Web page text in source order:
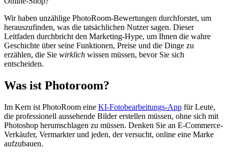
Wir haben unzählige PhotoRoom-Bewertungen durchforstet, um
herauszufinden, was die tatsächlichen Nutzer sagen. Dieser
Leitfaden durchbricht den Marketing-Hype, um Ihnen die wahre
Geschichte über seine Funktionen, Preise und die Dinge zu
erzählen, die Sie wirklich wissen müssen, bevor Sie sich
entscheiden.
Was ist Photoroom?
Im Kern ist PhotoRoom eine KI-Fotobearbeitungs-App für Leute,
die professionell aussehende Bilder erstellen müssen, ohne sich mit
Photoshop herumschlagen zu müssen. Denken Sie an E-Commerce-
Verkäufer, Vermarkter und jeden, der versucht, online eine Marke
aufzubauen.